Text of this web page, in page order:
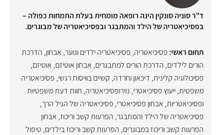
ד"ר סוניה סונקין הינה רופאה מומחית בעלת התמחות כפולה –
בפסיכיאטריה של הילד והמתבגר ובפסיכיאטריה של מבוגרים.
תחום ראשי: פסיכיאטריה, פסיכיאטריה ילדים ונוער, אבחון, הדרכת
הורים לילדים, הדרכת הורים למתבגרים, אבחון אוטיזם, אוטיזם,
פסיכולוגיה קלינית, דיכאון וחרדה, קשיים בוויסות רגשי, פסיכיאטריה
משפטית,ייעוץ פסיכיאטרי, נוירופסיכיאטריה, חוות דעת משפטיות
ופסיכיאטריות, אבחון פסיכיאטרי, פסיכיאטריה של הגיל הרך,
פסיכיאטריה של הילד והמתבגר, הפרעות קשב וריכוז, אבחון
הפרעות קשב וריכוז במבוגרים, הפרעות קשב וריכוז בילדים, טיפול